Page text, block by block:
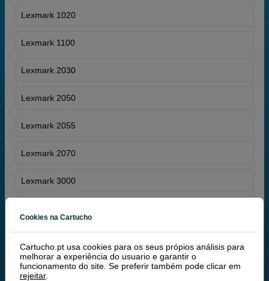
Lexmark 1020
Lexmark 1100
Lexmark 2030
Lexmark 2050
Lexmark 2055
Lexmark 2070
Lexmark 3000
Lexmark 4076
Cookies na Cartucho
Cartucho.pt usa cookies para os seus própios análisis para
melhorar a experiência do usuario e garantir o
funcionamento do site. Se preferir também pode clicar em
rejeitar.